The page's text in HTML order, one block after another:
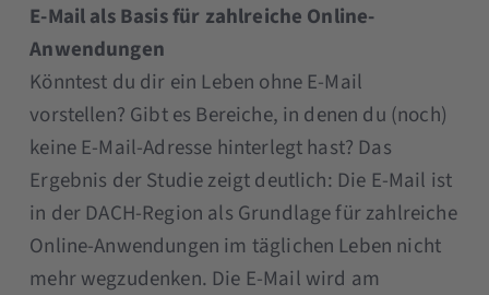
E-Mail als Basis für zahlreiche Online-
Anwendungen
Könntest du dir ein Leben ohne E-Mail
vorstellen? Gibt es Bereiche, in denen du (noch)
keine E-Mail-Adresse hinterlegt hast? Das
Ergebnis der Studie zeigt deutlich: Die E-Mail ist
in der DACH-Region als Grundlage für zahlreiche
Online-Anwendungen im täglichen Leben nicht
mehr wegzudenken. Die E-Mail wird am